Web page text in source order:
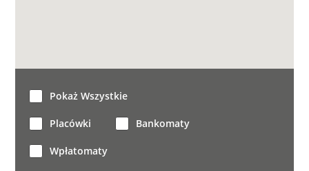
Pokaż Wszystkie
Placówki Bankomaty
Wpłatomaty